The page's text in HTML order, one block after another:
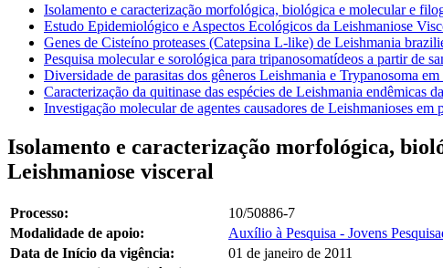
Isolamento e caracterização morfológica, biológica e molecular e
Estudo Epidemiológico e Aspectos Ecológicos da Leishmaniose
Genes de Cisteíno proteases (Catepsina L-like) de Leishmania
Pesquisa molecular e sorológica para tripanosomatídeos a partir de
Diversidade de parasitas dos gêneros Leishmania e Trypanosoma
Caracterização da quitinase das espécies de Leishmania endêmicas
Investigação molecular de agentes causadores de Leishmanioses em
Isolamento e caracterização morfológica,
Leishmaniose visceral
Processo:
10/50886-7
Modalidade de apoio:
Auxílio à Pesquisa - Jovens
Data de Início da vigência:
01 de janeiro de 2011